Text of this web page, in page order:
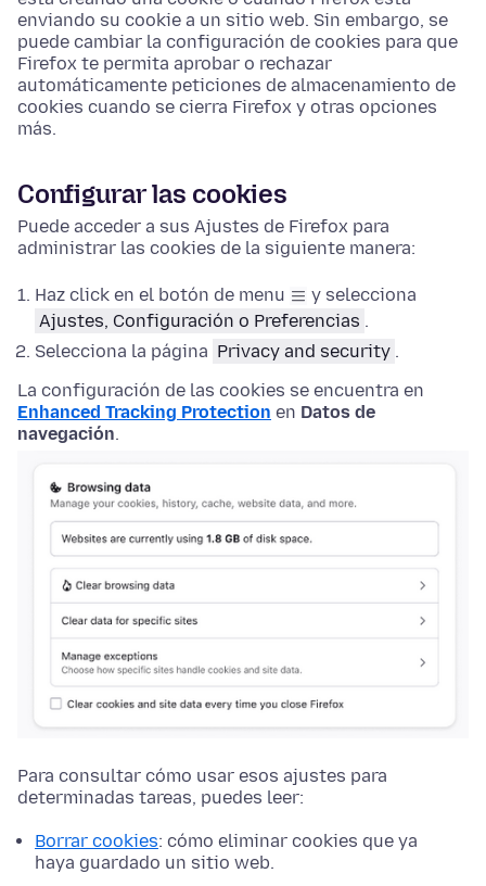
enviando su cookie a un sitio web. Sin embargo, se
puede cambiar la configuración de cookies para que
Firefox te permita aprobar o rechazar
automáticamente peticiones de almacenamiento de
cookies cuando se cierra Firefox y otras opciones
más.
Configurar las cookies
Puede acceder a sus Ajustes de Firefox para
administrar las cookies de la siguiente manera:
Haz click en el botón de menu
y selecciona
Ajustes, Configuración o Preferencias .
Selecciona la página Privacy and security .
La configuración de las cookies se encuentra en
Enhanced Tracking Protection en Datos de
navegación.
Para consultar cómo usar esos ajustes para
determinadas tareas, puedes leer:
Borrar cookies: cómo eliminar cookies que ya
haya guardado un sitio web.